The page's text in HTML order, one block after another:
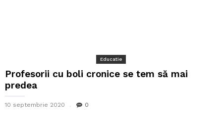
Educatie
Profesorii cu boli cronice se tem să mai
predea
10 septembrie 2020 0